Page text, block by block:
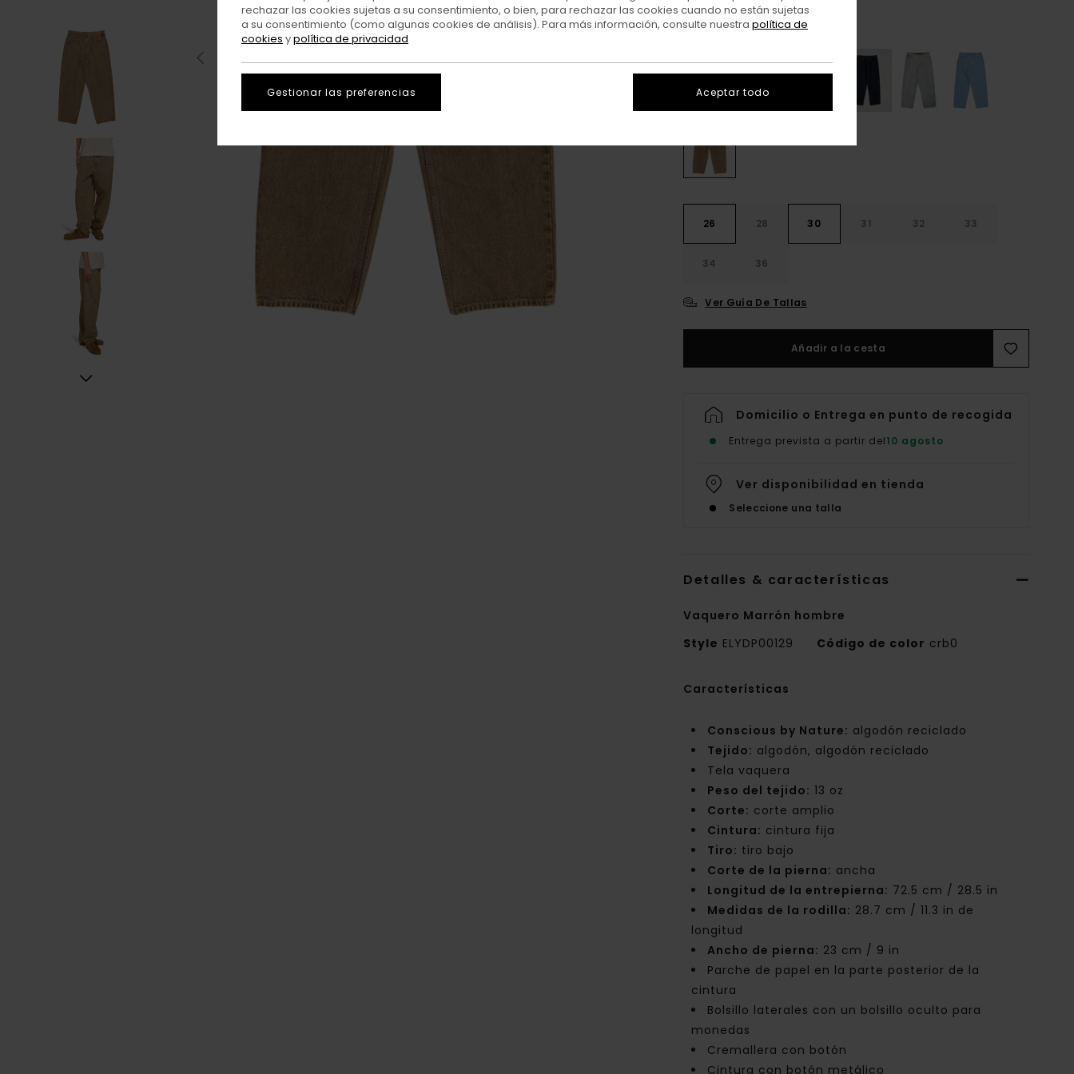
ColorBrown Tint
26 28 30 31 32 33
34 36
Ver Guía De Tallas
Añadir a la cesta
Domicilio o Entrega en punto de recogida
Entrega prevista a partir del10 agosto
Ver disponibilidad en tienda
Seleccione una talla
Detalles & características
Vaquero Marrón hombre
Style ELYDP00129 Código de color crb0
Características
Conscious by Nature: algodón reciclado
Tejido: algodón, algodón reciclado
Tela vaquera
Peso del tejido: 13 oz
Corte: corte amplio
Cintura: cintura fija
Tiro: tiro bajo
Corte de la pierna: ancha
Longitud de la entrepierna: 72.5 cm / 28.5 in
Medidas de la rodilla: 28.7 cm / 11.3 in de
longitud
Ancho de pierna: 23 cm / 9 in
Parche de papel en la parte posterior de la
cintura
Bolsillo laterales con un bolsillo oculto para
monedas
Cremallera con botón
Cintura con botón metálico
rechazar las cookies sujetas a su consentimiento, o bien, para rechazar las cookies cuando no están sujetas
a su consentimiento (como algunas cookies de análisis). Para más información, consulte nuestra política de
cookies ypolítica de privacidad
Gestionar las preferencias Aceptar todo